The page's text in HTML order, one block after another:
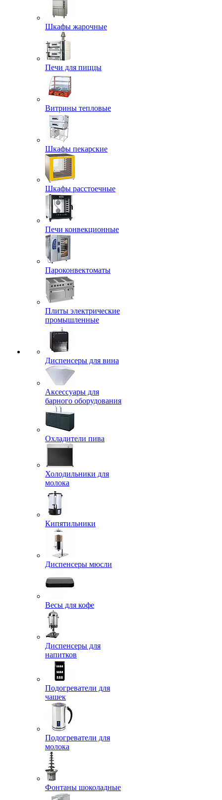
Шкафы жарочные
Печи для пиццы
Витрины тепловые
Шкафы пекарские
Шкафы расстоечные
Печи конвекционные
Пароконвектоматы
Плиты электрические
промышленные
Диспенсеры для вина
Аксессуары для
барного оборудования
Охладители пива
Холодильники для
молока
Кипятильники
Диспенсеры мюсли
Весы для кофе
Диспенсеры для
напитков
Подогреватели для
чашек
Подогреватели для
молока
Фонтаны шоколадные